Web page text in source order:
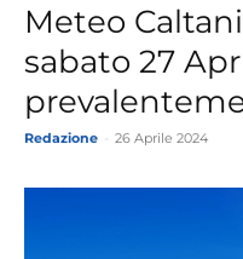
Meteo
sabato 27
Redazione 26 Aprile 2024